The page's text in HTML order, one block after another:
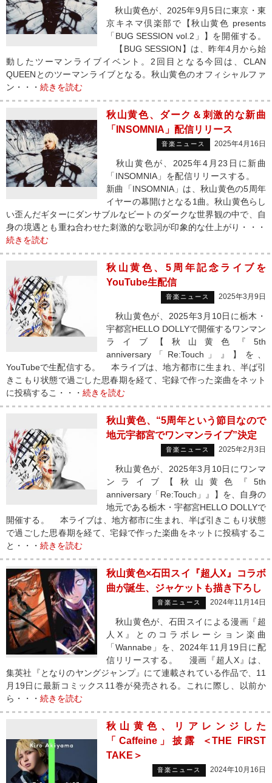
秋山黄色が、2025年9月5日に東京・東
京キネマ倶楽部で【秋山黄色 presents
「BUG SESSION vol.2」】を開催する。
【BUG SESSION】は、昨年4月から始
動したツーマンライブイベント。2回目となる今回は、CLAN
QUEENとのツーマンライブとなる。秋山黄色のオフィシャルファ
ン・・・ 続きを読む
秋山黄色、ダーク＆刺激的な新曲
「INSOMNIA」配信リリース
音楽ニュース 2025年4月16日
秋山黄色が、2025年4月23日に新曲
「INSOMNIA」を配信リリースする。
新曲「INSOMNIA」は、秋山黄色の5周年
イヤーの幕開けとなる1曲。秋山黄色らし
い歪んだギターにダンサブルなビートのダークな世界観の中で、自
身の境遇とも重ね合わせた刺激的な歌詞が印象的な仕上がり・・・
続きを読む
秋山黄色、5周年記念ライブを
YouTube生配信
音楽ニュース 2025年3月9日
秋山黄色が、2025年3月10日に栃木・
宇都宮HELLO DOLLYで開催するワンマン
ライブ【秋山黄色『5th
anniversary「Re:Touch」』】を、
YouTubeで生配信する。 本ライブは、地方都市に生まれ、半ば引
きこもり状態で過ごした思春期を経て、宅録で作った楽曲をネット
に投稿するこ・・・ 続きを読む
秋山黄色、“5周年という節目なので
地元宇都宮でワンマンライブ”決定
音楽ニュース 2025年2月3日
秋山黄色が、2025年3月10日にワンマ
ンライブ【秋山黄色『5th
anniversary「Re:Touch」』】を、自身の
地元である栃木・宇都宮HELLO DOLLYで
開催する。 本ライブは、地方都市に生まれ、半ば引きこもり状態
で過ごした思春期を経て、宅録で作った楽曲をネットに投稿するこ
と・・・ 続きを読む
秋山黄色×石田スイ『超人X』コラボ
曲が誕生、ジャケットも描き下ろし
音楽ニュース 2024年11月14日
秋山黄色が、石田スイによる漫画『超
人X』とのコラボレーション楽曲
「Wannabe」を、2024年11月19日に配
信リリースする。 漫画『超人X』は、
集英社『となりのヤングジャンプ』にて連載されている作品で、11
月19日に最新コミックス11巻が発売される。これに際し、以前か
ら・・・ 続きを読む
秋山黄色、リアレンジした
「Caffeine」披露 ＜THE FIRST
TAKE＞
音楽ニュース 2024年10月16日